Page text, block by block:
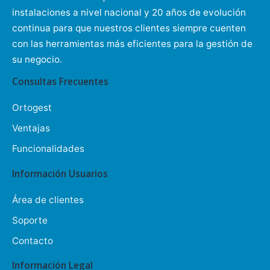
instalaciones a nivel nacional y 20 años de evolución
continua para que nuestros clientes siempre cuenten
con las herramientas más eficientes para la gestión de
su negocio.
Consultas Frecuentes
Ortogest
Ventajas
Funcionalidades
Información Usuarios
Área de clientes
Soporte
Contacto
Información Legal